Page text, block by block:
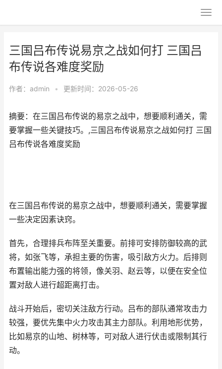
三国吕布传说易京之战如何打 三国吕
布传说各难度奖励
作者： admin • 更新时间：2026-05-26
摘要：在三国吕布传说的易京之战中，想要顺利通关，需
要掌握一些关键技巧。,三国吕布传说易京之战如何打 三国
吕布传说各难度奖励
在三国吕布传说的易京之战中，想要顺利通关，需要掌握
一些决定因素诀窍。
首先，合理排兵布阵至关重要。前排可安排防御较高的武
将，如张飞等，承担主要的伤害，吸引敌方火力。后排则
布置输出能力强的将领，像关羽、赵云等，以便在安全位
置对敌人进行超距离打击。
战斗开始后，密切关注敌方行动。吕布的部队通常攻击力
较强，要优先集中火力攻击其主力部队。利用地形优势，
比如易京的山地、树林等，可对敌人进行伏击或限制其行
动。